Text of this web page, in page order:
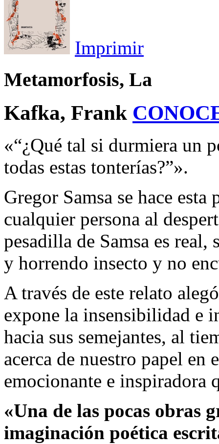
Imprimir
Metamorfosis, La
Kafka, Frank
«“¿Qué tal si durmiera un
todas estas tonterías?”».
Gregor Samsa se hace
cualquier persona al
pesadilla de Samsa es
y horrendo insecto y no
A través de este relato
expone la insensibilidad e
hacia sus semejantes, al
acerca de nuestro papel en
emocionante e inspiradora
«Una de las pocas obras
imaginación poética